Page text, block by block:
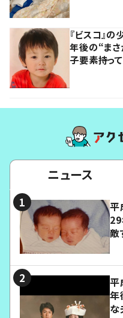
『ビスコ』
年後の“まさ
子要素持って
ニュース
平
29
敵
平
年
な